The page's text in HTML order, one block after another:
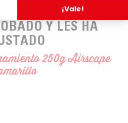
Y LES HA
250g Airscape